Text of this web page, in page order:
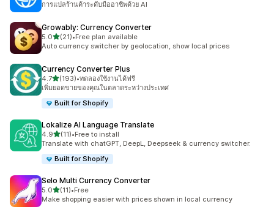
การแปลร้านค้าระดับมืออาชีพด้วย AI
Growably: Currency Converter
5.0เต็ม 5 ดาว
(21)
ทั้งหมด 21 รีวิว
•Free plan available
Auto currency switcher by geolocation, show local prices
Currency Converter Plus
4.7เต็ม 5 ดาว
(193)
ทั้งหมด 193 รีวิว
•ทดลองใช้งานได้ฟรี
เพิ่มยอดขายของคุณในตลาดระหว่างประเทศ
Built for Shopify
Lokalize AI Language Translate
4.9เต็ม 5 ดาว
(11)
ทั้งหมด 11 รีวิว
•Free to install
Translate with chatGPT, DeepL, Deepseek & currency switcher.
Built for Shopify
Selo Multi Currency Converter
5.0เต็ม 5 ดาว
(11)
ทั้งหมด 11 รีวิว
•Free
Make shopping easier with prices shown in local currency